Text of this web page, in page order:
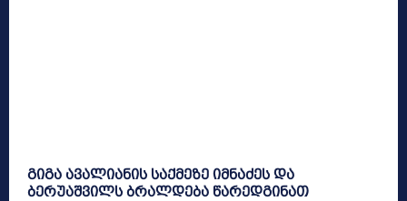
გიგა ავალიანის საქმეზე იმნაძეს და
ბერუაშვილს ბრალდება წარედგინათ